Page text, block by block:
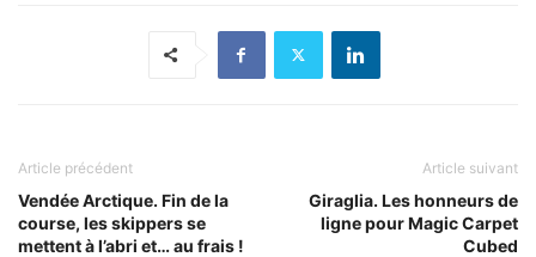
Article précédent
Vendée Arctique. Fin de la
course, les skippers se
mettent à l’abri et… au frais !
Article suivant
Giraglia. Les honneurs de
ligne pour Magic Carpet
Cubed